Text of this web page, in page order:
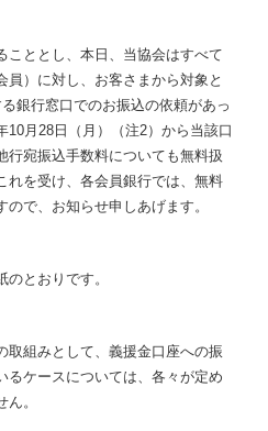
ととし、本日、当協会はすべて
員）に対し、お客さまから対象と
銀行窓口でのお振込の依頼があっ
10月28日（月）（注2）から当該口
行宛振込手数料についても無料扱
れを受け、各会員銀行では、無料
で、お知らせ申しあげます。
とおりです。
取組みとして、義援金口座への振
るケースについては、各々が定め
。